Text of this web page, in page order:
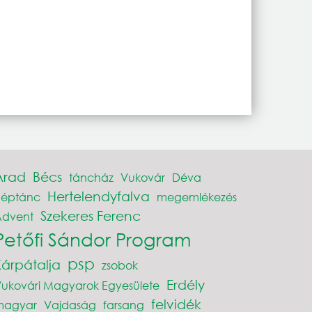
Bécs táncház Vukovár Déva
Hertelendyfalva megemlékezés
Szekeres Ferenc
Sándor Program
psp zsobok
Magyarok Egyesülete Erdély
Vajdaság farsang felvidék